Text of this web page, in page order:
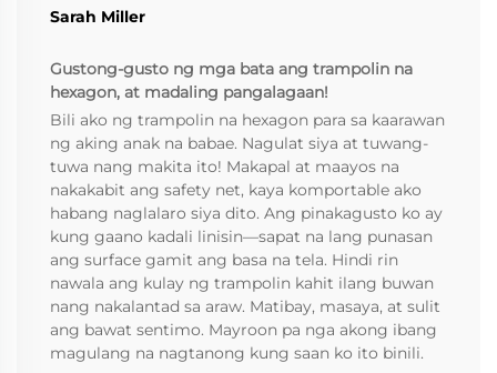
Sarah Miller
Gustong-gusto ng mga bata ang trampolin na
hexagon, at madaling pangalagaan!
Bili ako ng trampolin na hexagon para sa kaarawan
ng aking anak na babae. Nagulat siya at tuwang-
tuwa nang makita ito! Makapal at maayos na
nakakabit ang safety net, kaya komportable ako
habang naglalaro siya dito. Ang pinakagusto ko ay
kung gaano kadali linisin—sapat na lang punasan
ang surface gamit ang basa na tela. Hindi rin
nawala ang kulay ng trampolin kahit ilang buwan
nang nakalantad sa araw. Matibay, masaya, at sulit
ang bawat sentimo. Mayroon pa nga akong ibang
magulang na nagtanong kung saan ko ito binili.